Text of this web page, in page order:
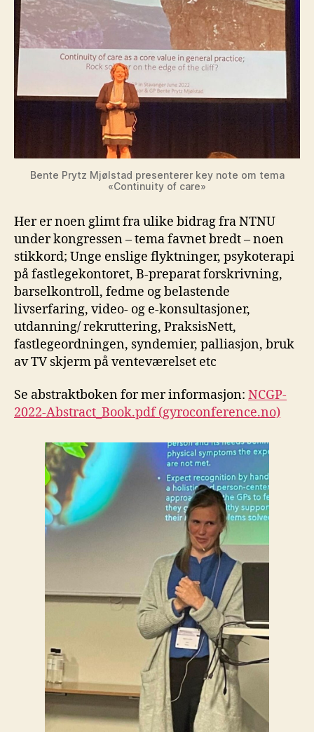
Bente Prytz Mjølstad presenterer key note om tema
«Continuity of care»
Her er noen glimt fra ulike bidrag fra NTNU
under kongressen – tema favnet bredt – noen
stikkord; Unge enslige flyktninger, psykoterapi
på fastlegekontoret, B-preparat forskrivning,
barselkontroll, fedme og belastende
livserfaring, video- og e-konsultasjoner,
utdanning/ rekruttering, PraksisNett,
fastlegeordningen, syndemier, palliasjon, bruk
av TV skjerm på venteværelset etc
Se abstraktboken for mer informasjon: NCGP-
2022-Abstract_Book.pdf (gyroconference.no)